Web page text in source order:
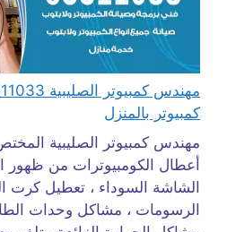
كمبيوتر بالمنزل
مهندس كمبيوتر الصليبية
أعطال الكومبيوترات من ظهور
الشاشة السوداء ، تعطيل كرت
الرسومات ، مشاكل وحدات